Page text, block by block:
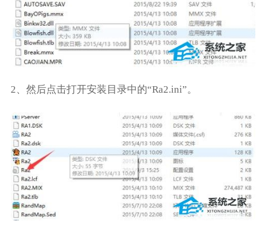
2、然后点击打开安装目录中的“Ra2.ini”。